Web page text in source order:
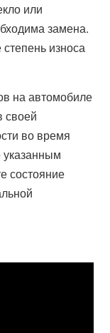
или
замена.
износа
на автомобиле
своей
во время
указанным
состояние